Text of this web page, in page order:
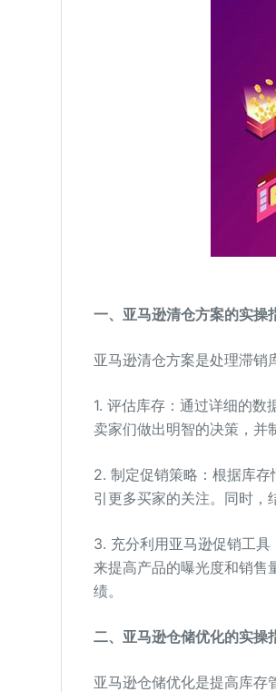
一、亚马逊清仓方案的实操
亚马逊清仓方案是处理滞销
1. 评估库存：通过详细的
卖家们做出明智的决策，并
2. 制定促销策略：根据库
引更多买家的关注。同时，
3. 充分利用亚马逊促销工
来提高产品的曝光度和销售
绩。
二、亚马逊仓储优化的实操
亚马逊仓储优化是提高库存